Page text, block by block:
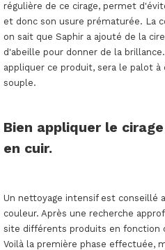
régulière de ce cirage, permet
et donc son usure prématurée. La
on sait que Saphir a ajouté de la
d'abeille pour donner de la
appliquer ce produit, sera le palot
souple.
Bien appliquer le
en cuir.
Un nettoyage intensif est conseillé
couleur. Après une recherche
site différents produits en fonction
Voilà la première phase effectuée,